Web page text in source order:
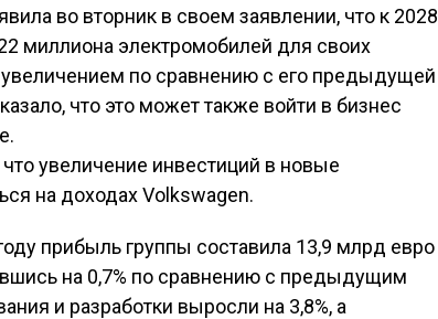
во вторник в своем заявлении, что к 2028
миллиона электромобилей для своих
по сравнению с его предыдущей
что это может также войти в бизнес
увеличение инвестиций в новые
на доходах Volkswagen.
прибыль группы составила 13,9 млрд евро
на 0,7% по сравнению с предыдущим
и разработки выросли на 3,8%, а